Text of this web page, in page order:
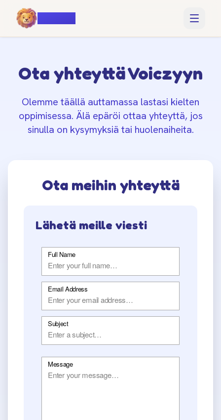
Ota yhteyttä Voiczyyn
Olemme täällä auttamassa lastasi kielten
oppimisessa. Älä epäröi ottaa yhteyttä, jos
sinulla on kysymyksiä tai huolenaiheita.
Ota meihin yhteyttä
Lähetä meille viesti